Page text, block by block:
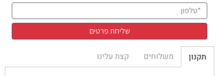
תקנון משלוחים קצת עלינו